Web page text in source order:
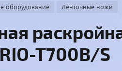
оборудование Ленточные ножи
T700B/S